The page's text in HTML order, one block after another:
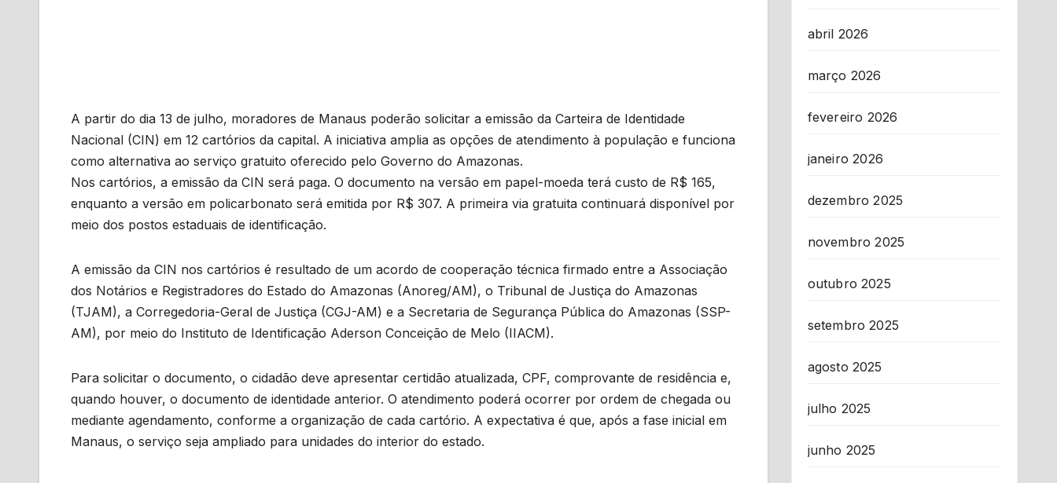
A partir do dia 13 de julho, moradores de Manaus poderão solicitar a emissão da Carteira de Identidade
Nacional (CIN) em 12 cartórios da capital. A iniciativa amplia as opções de atendimento à população e funciona
como alternativa ao serviço gratuito oferecido pelo Governo do Amazonas.
Nos cartórios, a emissão da CIN será paga. O documento na versão em papel-moeda terá custo de R$ 165,
enquanto a versão em policarbonato será emitida por R$ 307. A primeira via gratuita continuará disponível por
meio dos postos estaduais de identificação.
A emissão da CIN nos cartórios é resultado de um acordo de cooperação técnica firmado entre a Associação
dos Notários e Registradores do Estado do Amazonas (Anoreg/AM), o Tribunal de Justiça do Amazonas
(TJAM), a Corregedoria-Geral de Justiça (CGJ-AM) e a Secretaria de Segurança Pública do Amazonas (SSP-
AM), por meio do Instituto de Identificação Aderson Conceição de Melo (IIACM).
Para solicitar o documento, o cidadão deve apresentar certidão atualizada, CPF, comprovante de residência e,
quando houver, o documento de identidade anterior. O atendimento poderá ocorrer por ordem de chegada ou
mediante agendamento, conforme a organização de cada cartório. A expectativa é que, após a fase inicial em
Manaus, o serviço seja ampliado para unidades do interior do estado.
abril 2026
março 2026
fevereiro 2026
janeiro 2026
dezembro 2025
novembro 2025
outubro 2025
setembro 2025
agosto 2025
julho 2025
junho 2025